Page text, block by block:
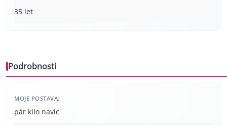
35 let
Podrobnosti
MOJE POSTAVA:
pár kilo navíc'